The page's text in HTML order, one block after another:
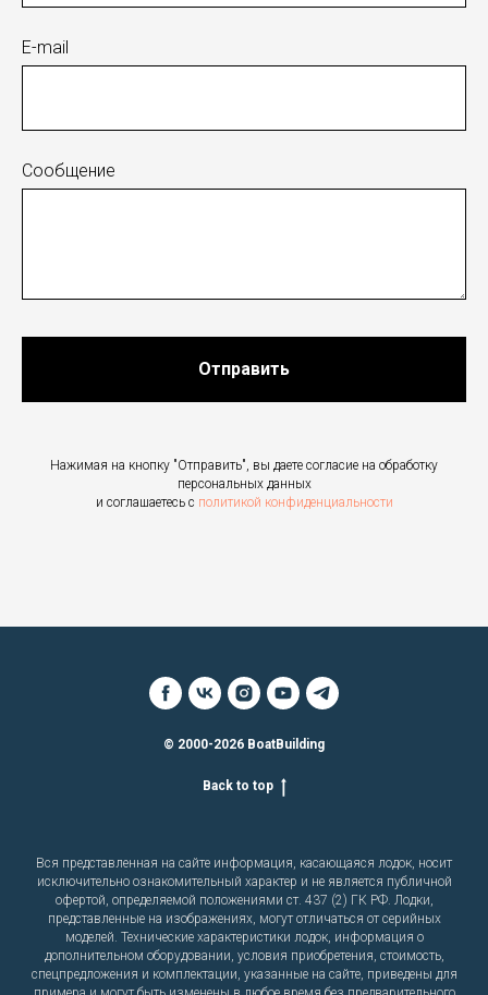
E-mail
Сообщение
Отправить
Нажимая на кнопку "Отправить", вы даете согласие на обработку
персональных данных
и соглашаетесь c политикой конфиденциальности
© 2000-2026 BoatBuilding
Back to top
Вся представленная на сайте информация, касающаяся лодок, носит
исключительно ознакомительный характер и не является публичной
офертой, определяемой положениями ст. 437 (2) ГК РФ. Лодки,
представленные на изображениях, могут отличаться от серийных
моделей. Технические характеристики лодок, информация о
дополнительном оборудовании, условия приобретения, стоимость,
спецпредложения и комплектации, указанные на сайте, приведены для